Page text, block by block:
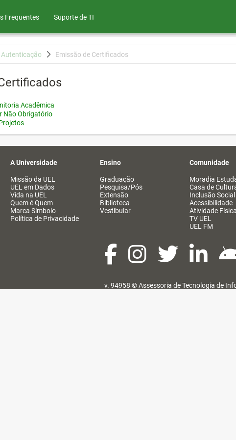
Frequentes Suporte de TI
Autenticação Emissão de Certificados
Acadêmica
Não Obrigatório
A Universidade
Missão da UEL
UEL em Dados
Vida na UEL
Quem é Quem
Marca Símbolo
Política de Privacidade
Ensino
Graduação
Pesquisa/Pós
Extensão
Biblioteca
Vestibular
Comunidade
Moradia
Casa de
Inclusão Social
Acessibilidade
Atividade Física
TV UEL
UEL FM
v. 94958 ©Assessoria de Tecnologia de